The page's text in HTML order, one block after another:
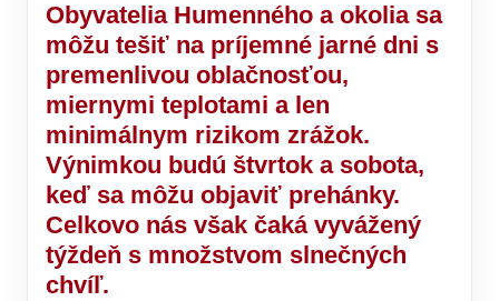
Obyvatelia Humenného a okolia sa
môžu tešiť na príjemné jarné dni s
premenlivou oblačnosťou,
miernymi teplotami a len
minimálnym rizikom zrážok.
Výnimkou budú štvrtok a sobota,
keď sa môžu objaviť prehánky.
Celkovo nás však čaká vyvážený
týždeň s množstvom slnečných
chvíľ.